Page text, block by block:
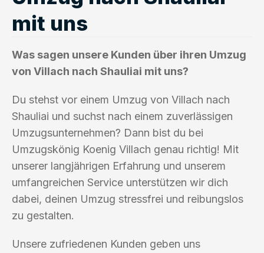
mit uns
Was sagen unsere Kunden über ihren Umzug
von Villach nach Shauliai mit uns?
Du stehst vor einem Umzug von Villach nach
Shauliai und suchst nach einem zuverlässigen
Umzugsunternehmen? Dann bist du bei
Umzugskönig Koenig Villach genau richtig! Mit
unserer langjährigen Erfahrung und unserem
umfangreichen Service unterstützen wir dich
dabei, deinen Umzug stressfrei und reibungslos
zu gestalten.
Unsere zufriedenen Kunden geben uns